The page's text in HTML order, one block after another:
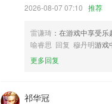
6.【2】用户可以根据自己的学
自动备份功能支持备份到FTP服
2026-08-07 07:10 推荐
雷谦琦 ：在游戏中享受
喻睿思 回复 穆丹明游戏
更多回复
祁华冠